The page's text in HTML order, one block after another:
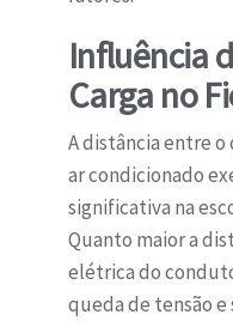
Influência
Carga no
A distância entre
ar condicionado
significativa na
Quanto maior a
elétrica do
queda de tensão